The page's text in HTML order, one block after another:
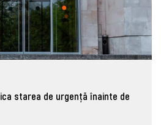
starea de urgență înainte de